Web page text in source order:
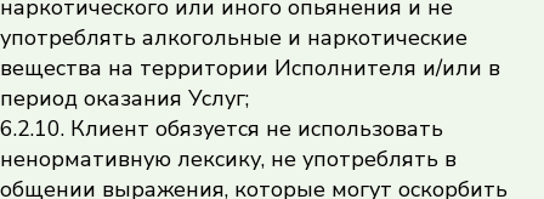
наркотического или иного опьянения и не
употреблять алкогольные и наркотические
вещества на территории Исполнителя и/или в
период оказания Услуг;
6.2.10. Клиент обязуется не использовать
ненормативную лексику, не употреблять в
общении выражения, которые могут оскорбить